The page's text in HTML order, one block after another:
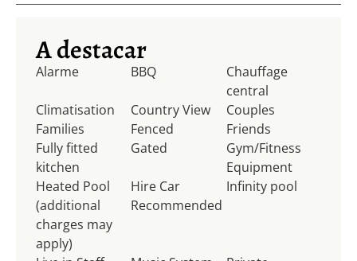
A destacar
Alarme BBQ
Chauffage
central
Climatisation
Country View
Couples
Families
Fenced
Friends
Fully fitted
kitchen
Gated
Gym/Fitness
Equipment
Heated Pool
(additional
charges may
apply)
Hire Car
Recommended
Infinity pool